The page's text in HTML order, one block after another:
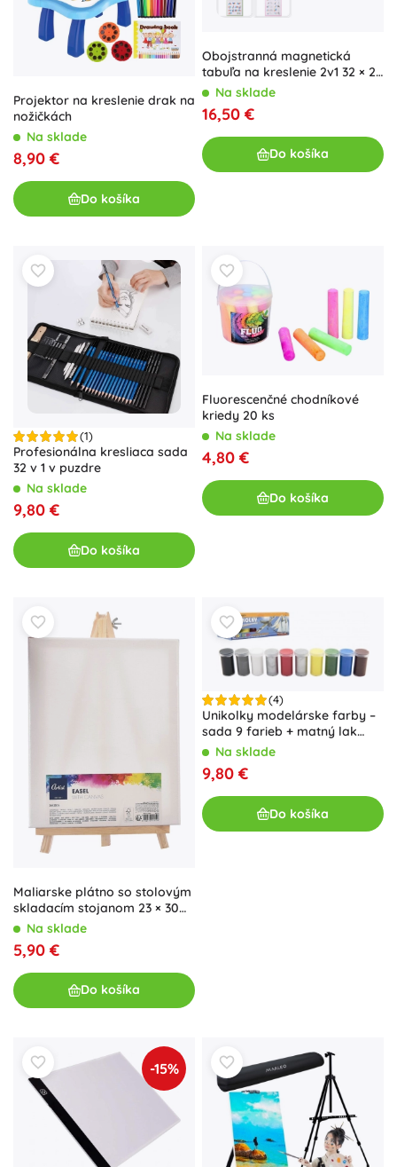
Projektor na kreslenie drak na
nožičkách
Na sklade
8,90 €
Do košíka
Obojstranná magnetická
tabuľa na kreslenie 2v1 32 × 27
cm s príslušenstvom
Na sklade
16,50 €
Do košíka
(1)
Profesionálna kresliaca sada
32 v 1 v puzdre
Na sklade
9,80 €
Do košíka
Fluorescenčné chodníkové
kriedy 20 ks
Na sklade
4,80 €
Do košíka
Maliarske plátno so stolovým
skladacím stojanom 23 × 30
cmNa sklade
5,90 €
Do košíka
(4)
Unikolky modelárske farby –
sada 9 farieb + matný lak
zdarma
Na sklade
9,80 €
Do košíka
-15%